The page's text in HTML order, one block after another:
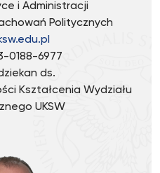
i Administracji
Politycznych
0188-6977
ds.
Kształcenia Wydziału
UKSW